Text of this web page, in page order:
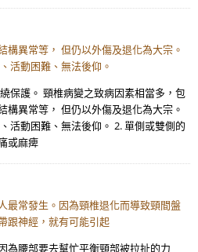
構異常等， 但仍以外傷及退化為大宗。
活動困難、無法後仰。
保護。 頸椎病變之致病因素相當多，包
構異常等， 但仍以外傷及退化為大宗。
活動困難、無法後仰。 2. 單側或雙側的
或麻痺
最常發生。因為頸椎退化而導致頸間盤
跟神經，就有可能引起
為腰部要去幫忙平衡頸部被拉扯的力